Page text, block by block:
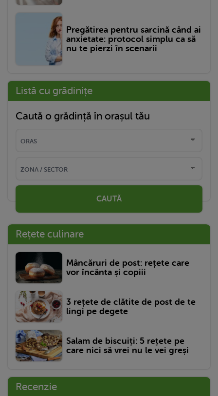
Pregătirea pentru sarcină când ai
anxietate: protocol simplu ca să
nu te pierzi în scenarii
Listă cu grădinițe
Caută o grădință în orașul tău
CAUTĂ
Rețete culinare
Mâncăruri de post: rețete care
vor încânta și copiii
3 rețete de clătite de post de te
lingi pe degete
Salam de biscuiți: 5 rețete pe
care nici să vrei nu le vei greși
Recenzie